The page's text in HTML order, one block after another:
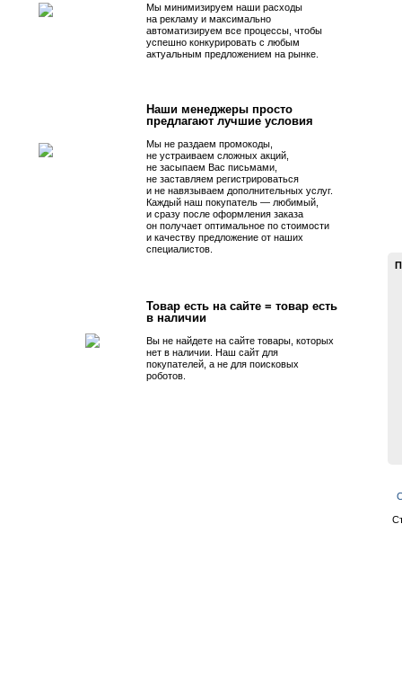
Мы минимизируем наши расходы
на рекламу и максимально
автоматизируем все процессы, чтобы
успешно конкурировать с любым
актуальным предложением на рынке.
Наши менеджеры просто
предлагают лучшие условия
Мы не раздаем промокоды,
не устраиваем сложных акций,
не засыпаем Вас письмами,
не заставляем регистрироваться
и не навязываем дополнительных услуг.
Каждый наш покупатель — любимый,
и сразу после оформления заказа
он получает оптимальное по стоимости
и качеству предложение от наших
специалистов.
Товар есть на сайте = товар есть
в наличии
Вы не найдете на сайте товары, которых
нет в наличии. Наш сайт для
покупателей, а не для поисковых
роботов.